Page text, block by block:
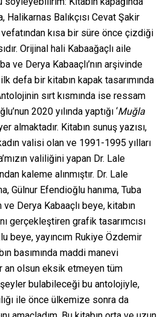
Halikarnas Balıkçısı Cevat Şakir
vefatından kısa bir süre önce çizdiği
Orijinal hali Kabaağaçlı aile
ve Derya Kabaaçlı’nın arşivinde
defa bir kitabın kapak tasarımında
sırt kısmında ise ressam
2020 yılında yaptığı ‘Muğla
almaktadır. Kitabın sunuş yazısı,
valisi olan ve 1991-1995 yılları
valiliğini yapan Dr. Lale
kaleme alınmıştır. Dr. Lale
Gülnur Efendioğlu hanıma, Tuba
ve Derya Kabaaçlı beye, kitabın
gerçekleştiren grafik tasarımcısı
beye, yayıncım Rukiye Özdemir
basımında maddi manevi
an olsun eksik etmeyen tüm
bulabileceği bu antolojiyle,
ile önce ülkemize sonra da